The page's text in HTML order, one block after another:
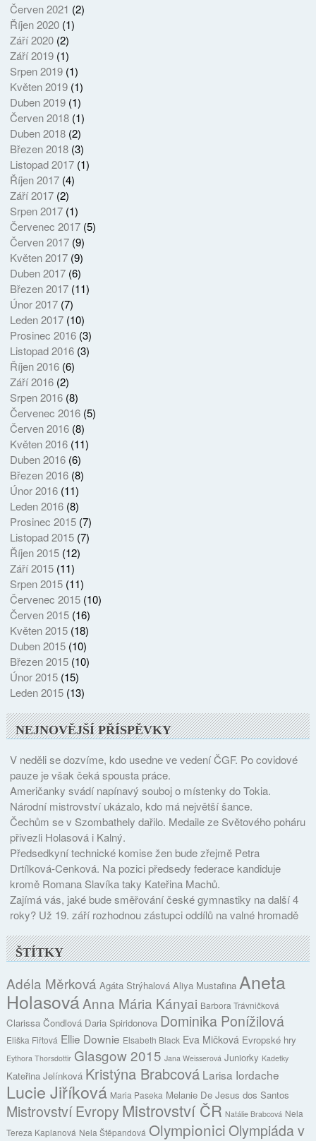
Červen 2021 (2)
Říjen 2020(1)
Září 2020(2)
Září 2019(1)
Srpen 2019(1)
Květen 2019(1)
Duben 2019(1)
Červen 2018(1)
Duben 2018(2)
Březen 2018(3)
Listopad 2017(1)
Říjen 2017(4)
Září 2017(2)
Srpen 2017(1)
Červenec 2017(5)
Červen 2017(9)
Květen 2017(9)
Duben 2017(6)
Březen 2017(11)
Únor 2017(7)
Leden 2017(10)
Prosinec 2016(3)
Listopad 2016(3)
Říjen 2016(6)
Září 2016(2)
Srpen 2016(8)
Červenec 2016(5)
Červen 2016(8)
Květen 2016(11)
Duben 2016(6)
Březen 2016(8)
Únor 2016(11)
Leden 2016(8)
Prosinec 2015(7)
Listopad 2015(7)
Říjen 2015(12)
Září 2015(11)
Srpen 2015(11)
Červenec 2015(10)
Červen 2015(16)
Květen 2015(18)
Duben 2015(10)
Březen 2015(10)
Únor 2015(15)
Leden 2015(13)
NEJNOVĚJŠÍ PŘÍSPĚVKY
V neděli se dozvíme, kdo usedne ve vedení ČGF. Po covidové
pauze je však čeká spousta práce.
Američanky svádí napínavý souboj o místenky do Tokia.
Národní mistrovství ukázalo, kdo má největší šance.
Čechům se v Szombathely dařilo. Medaile ze Světového poháru
přivezli Holasová i Kalný.
Předsedkyní technické komise žen bude zřejmě Petra
Drtílková-Cenková. Na pozici předsedy federace kandiduje
kromě Romana Slavíka taky Kateřina Machů.
Zajímá vás, jaké bude směřování české gymnastiky na další 4
roky? Už 19. září rozhodnou zástupci oddílů na valné hromadě
ŠTÍTKY
Adéla Měrková Agáta Strýhalová Aliya Mustafina Aneta
HolasováAnna Mária Kányai Barbora Trávničková
Clarissa Čondlová Daria Spiridonova Dominika Ponížilová
Eliška Fiřtová Ellie Downie Elsabeth Black Eva Mičková Evropské hry
Eythora Thorsdottir Glasgow 2015 Jana Weisserová Juniorky Kadetky
Kateřina Jelínková Kristýna Brabcová Larisa Iordache
Lucie Jiříková Maria Paseka Melanie De Jesus dos Santos
Mistrovství Evropy Mistrovství ČR Natálie Brabcová Nela
Tereza Kaplanová Nela Štěpandová OlympioniciOlympiáda v